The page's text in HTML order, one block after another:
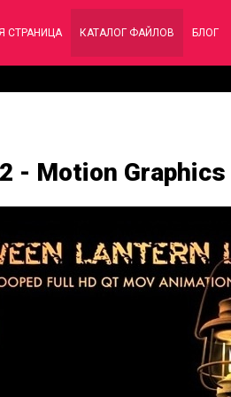
СТРАНИЦА КАТАЛОГ ФАЙЛОВ БЛОГ
- Motion